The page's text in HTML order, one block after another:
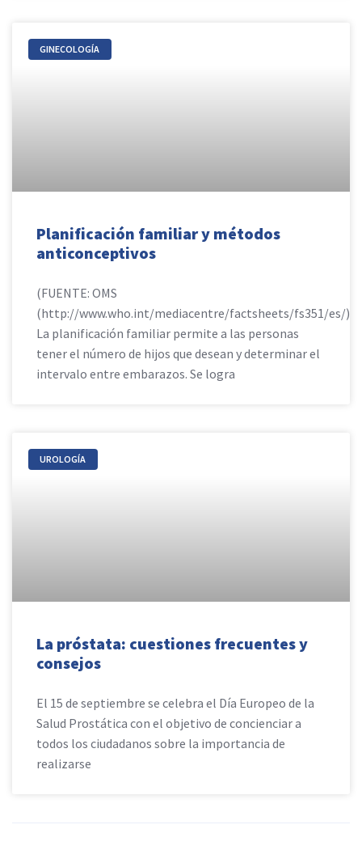
GINECOLOGÍA
Planificación familiar y métodos
anticonceptivos
(FUENTE: OMS
(http://www.who.int/mediacentre/factsheets/fs351/es/)
La planificación familiar permite a las personas
tener el número de hijos que desean y determinar el
intervalo entre embarazos. Se logra
UROLOGÍA
La próstata: cuestiones frecuentes y
consejos
El 15 de septiembre se celebra el Día Europeo de la
Salud Prostática con el objetivo de concienciar a
todos los ciudadanos sobre la importancia de
realizarse